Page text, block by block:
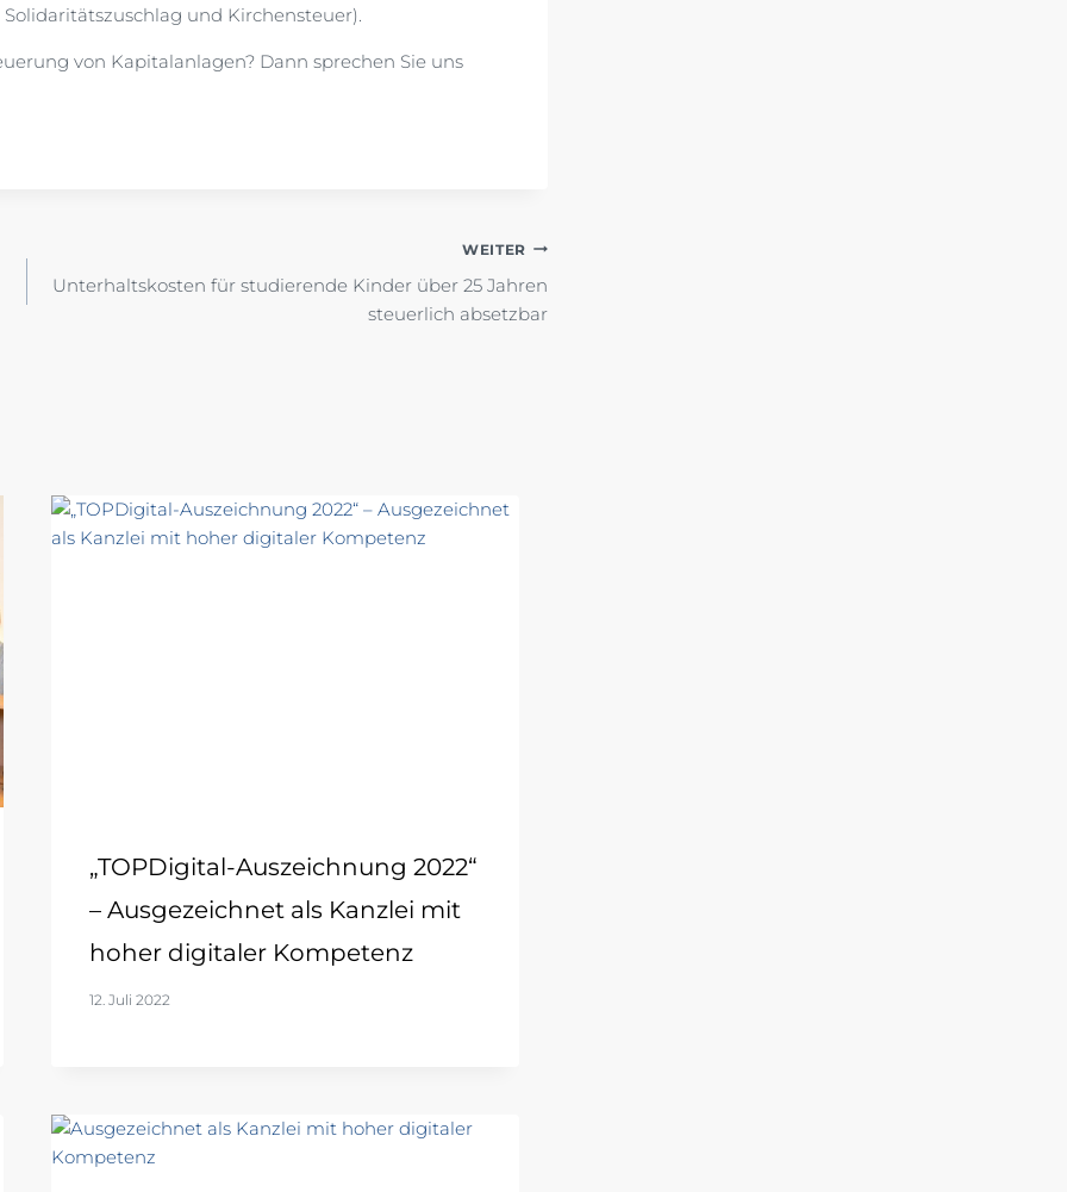
und Kirchensteuer).
von Kapitalanlagen? Dann sprechen Sie uns
WEITER
Unterhaltskosten für studierende Kinder über 25 Jahren
steuerlich absetzbar
„TOPDigital-Auszeichnung 2022“
– Ausgezeichnet als Kanzlei mit
hoher digitaler Kompetenz
12. Juli 2022